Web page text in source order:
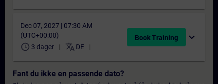
Dec 07, 2027 | 07:30 AM
(UTC+00:00)
schedule 3 dager translate DE
Book Training expand_more
Fant du ikke en passende dato?